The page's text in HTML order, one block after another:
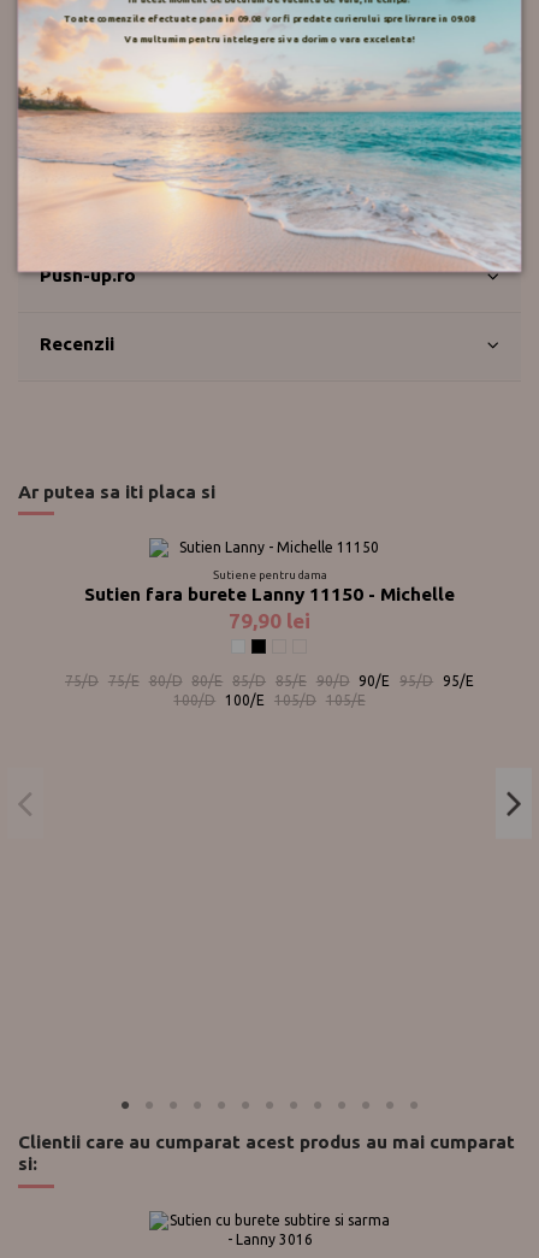
Despre Lanny Mode
Mod de livrare
Push-up.ro
Recenzii
Ar putea sa iti placa si
Sutiene pentru dama
Sutien fara burete Lanny 11150 - Michelle
79,90 lei
AlbNegru
75/D
75/E 80/D 80/E 85/D 85/E 90/D 90/E 95/D
95/E
100/D
100/E 105/D 105/E
Clientii care au cumparat acest produs au mai cumparat
si:
Toate comenzile efectuate pana in 09.08 vor fi predate curierului spre livrare in 09.08
Va multumim pentru intelegere si va dorim o vara excelenta!